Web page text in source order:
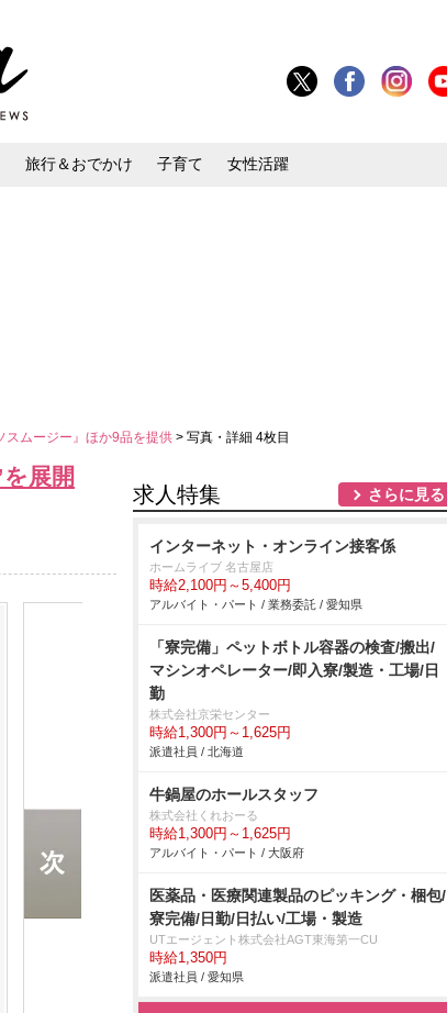
旅行＆おでかけ 子育て 女性活躍
スムージー』ほか9品を提供 > 写真・詳細 4枚目
展開
求人特集 さらに見る
インターネット・オンライン接客係
ホームライブ 名古屋店
時給2,100円～5,400円
アルバイト・パート / 業務委託 / 愛知県
「寮完備」ペットボトル容器の検査/搬出/
マシンオペレーター/即入寮/製造・工場/日
勤
株式会社京栄センター
時給1,300円～1,625円
派遣社員 / 北海道
牛鍋屋のホールスタッフ
株式会社くれおーる
時給1,300円～1,625円
アルバイト・パート / 大阪府
医薬品・医療関連製品のピッキング・梱包/
寮完備/日勤/日払い/工場・製造
UTエージェント株式会社AGT東海第一CU
時給1,350円
派遣社員 / 愛知県